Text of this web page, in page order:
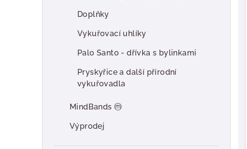
Doplňky
Vykuřovací uhlíky
Palo Santo - dřívka s bylinkami
Pryskyřice a další přírodní
vykuřovadla
MindBands ⓜ
Výprodej